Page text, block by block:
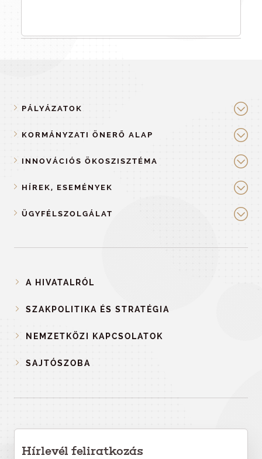
PÁLYÁZATOK
KORMÁNYZATI ÖNERŐ ALAP
INNOVÁCIÓS ÖKOSZISZTÉMA
HÍREK, ESEMÉNYEK
ÜGYFÉLSZOLGÁLAT
A HIVATALRÓL
SZAKPOLITIKA ÉS STRATÉGIA
NEMZETKÖZI KAPCSOLATOK
SAJTÓSZOBA
Hírlevél feliratkozás